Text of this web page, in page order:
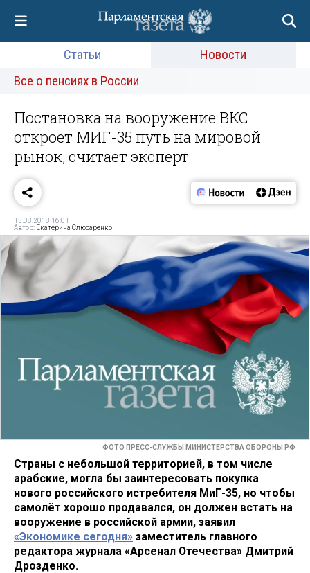
Статьи
Новости
Все о пенсиях в России
Постановка на вооружение ВКС
откроет МИГ-35 путь на мировой
рынок, считает эксперт
15.08.2018 16:01
Автор: Екатерина Слюсаренко
ФОТО ПРЕСС-СЛУЖБЫ МИНИСТЕРСТВА ОБОРОНЫ РФ
Страны с небольшой территорией, в том числе
арабские, могла бы заинтересовать покупка
нового российского истребителя МиГ-35, но чтобы
самолёт хорошо продавался, он должен встать на
вооружение в российской армии, заявил
«Экономике сегодня» заместитель главного
редактора журнала «Арсенал Отечества» Дмитрий
Дрозденко.